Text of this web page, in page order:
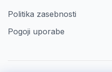
Politika zasebnosti
Pogoji uporabe